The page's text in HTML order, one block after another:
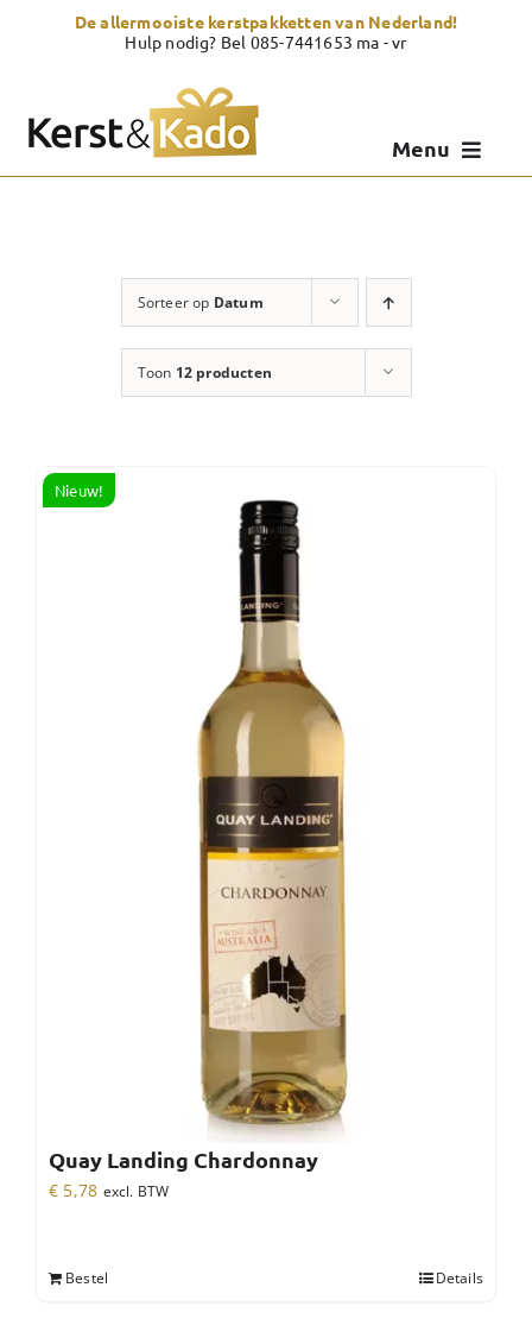
De allermooiste kerstpakketten van Nederland!
Hulp nodig? Bel 085-7441653 ma - vr
Menu
Zelf samenstellen
Sorteer op Datum
Toon 12 producten
Nieuw!
Quay Landing Chardonnay
€ 5,78 excl. BTW
Bestel Details